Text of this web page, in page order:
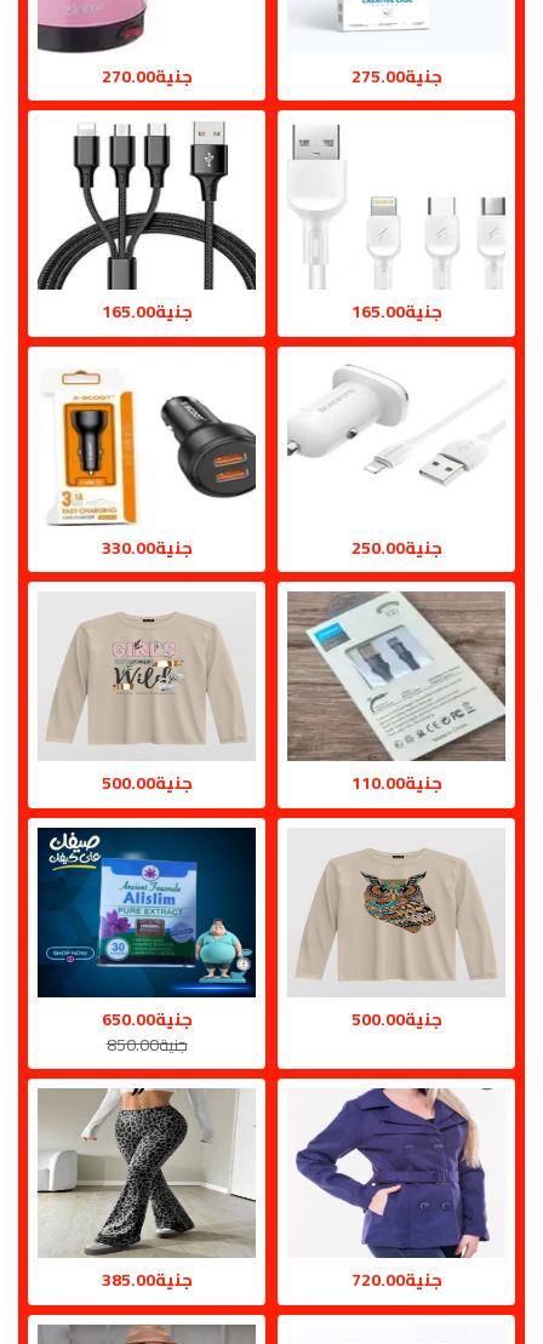
جنية275.00 جنية270.00
جنية165.00 جنية165.00
جنية250.00 جنية330.00
جنية110.00 جنية500.00
جنية500.00
جنية650.00
جنية850.00
جنية720.00 جنية385.00